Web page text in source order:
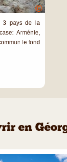
©
3 pays de la
Arménie,
le fond
en